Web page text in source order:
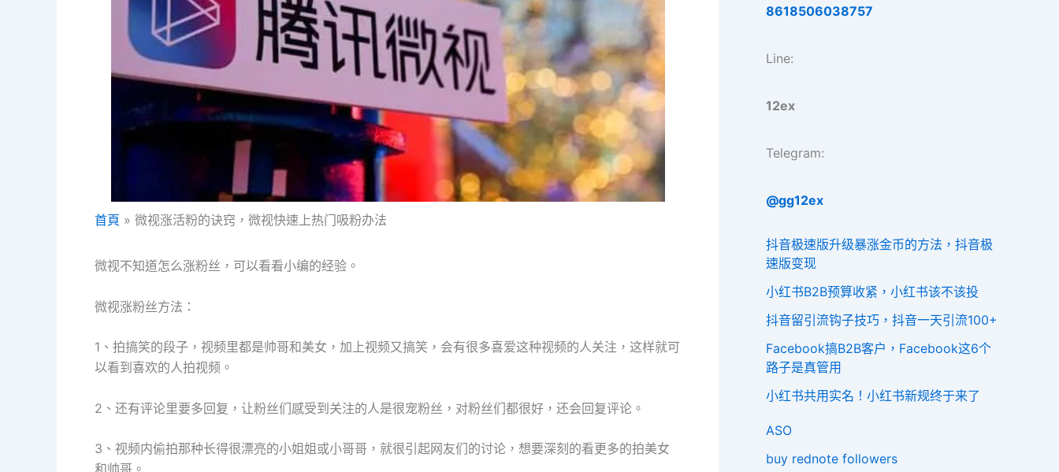
首頁 微视涨活粉的诀窍，微视快速上热门吸粉办法
微视不知道怎么涨粉丝，可以看看小编的经验。
微视涨粉丝方法：
1、拍搞笑的段子，视频里都是帅哥和美女，加上视频又搞笑，会有很多喜爱这种视频的人关注，这样就可
以看到喜欢的人拍视频。
2、还有评论里要多回复，让粉丝们感受到关注的人是很宠粉丝，对粉丝们都很好，还会回复评论。
3、视频内偷拍那种长得很漂亮的小姐姐或小哥哥，就很引起网友们的讨论，想要深刻的看更多的拍美女
8618506038757
Line:
12ex
Telegram:
@gg12ex
抖音极速版升级暴涨金币的方法，抖音极
速版变现
小红书B2B预算收紧，小红书该不该投
抖音留引流钩子技巧，抖音一天引流100+
Facebook搞B2B客户，Facebook这6个
路子是真管用
小红书共用实名！小红书新规终于来了
ASO
buy rednote followers